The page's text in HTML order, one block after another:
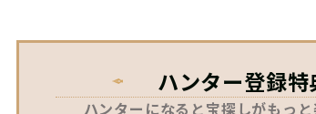
ハンター登録特
ハンターになると宝探しがもっと